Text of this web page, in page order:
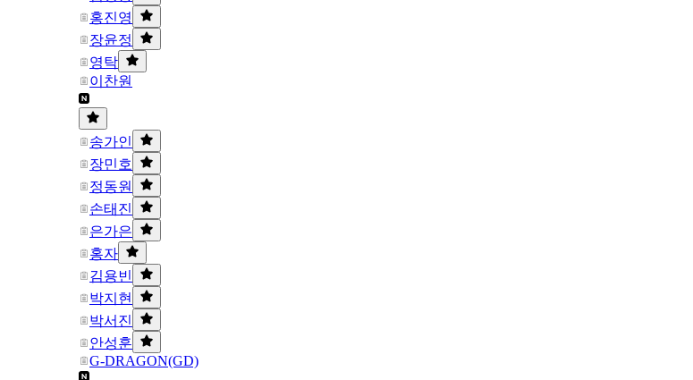
홍진영
장윤정
영탁
이찬원
송가인
장민호
정동원
손태진
은가은
홍자
김용빈
박지현
박서진
안성훈
G-DRAGON(GD)